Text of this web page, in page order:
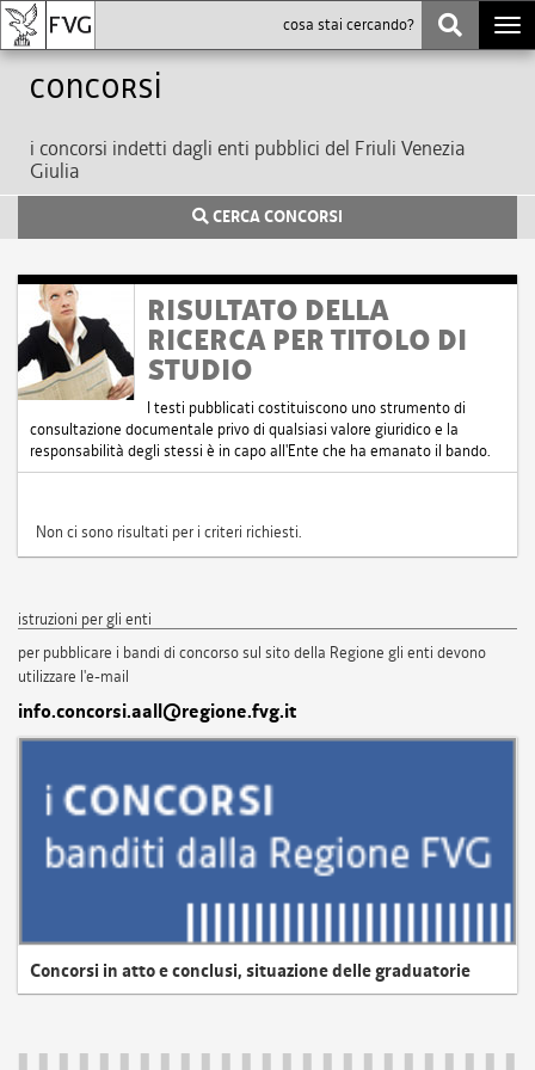
Concorsi
i concorsi indetti dagli enti pubblici del Friuli Venezia
Giulia
CERCA CONCORSI
RISULTATO DELLA
RICERCA PER TITOLO DI
STUDIO
I testi pubblicati costituiscono uno strumento di
consultazione documentale privo di qualsiasi valore giuridico e la
responsabilità degli stessi è in capo all'Ente che ha emanato il bando.
Non ci sono risultati per i criteri richiesti.
istruzioni per gli enti
per pubblicare i bandi di concorso sul sito della Regione gli enti devono
utilizzare l'e-mail
info.concorsi.aall@regione.fvg.it
Concorsi in atto e conclusi, situazione delle graduatorie